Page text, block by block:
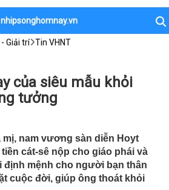
nhipsonghomnay.vn
Giải trí Tin VHNT
của siêu mẫu khỏi
tưởng
mị, nam vương sàn diễn Hoyt
cát-sê nộp cho giáo phái và
mệnh cho người bạn thân
cuộc đời, giúp ông thoát khỏi